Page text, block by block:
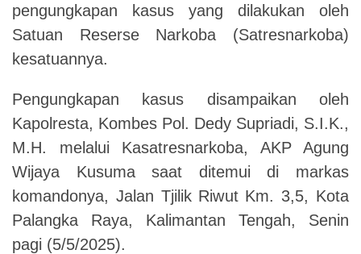
pengungkapan kasus yang dilakukan oleh
Satuan Reserse Narkoba (Satresnarkoba)
kesatuannya.
Pengungkapan kasus disampaikan oleh
Kapolresta, Kombes Pol. Dedy Supriadi, S.I.K.,
M.H. melalui Kasatresnarkoba, AKP Agung
Wijaya Kusuma saat ditemui di markas
komandonya, Jalan Tjilik Riwut Km. 3,5, Kota
Palangka Raya, Kalimantan Tengah, Senin
pagi (5/5/2025).